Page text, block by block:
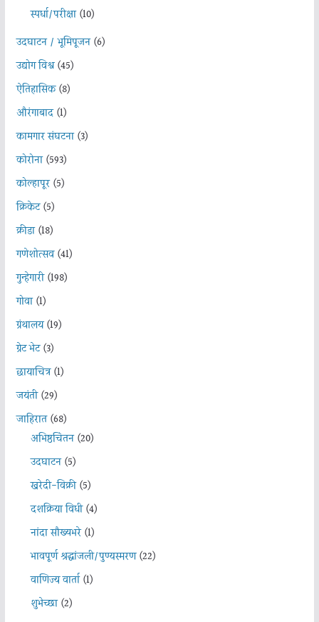
स्पर्धा/परीक्षा(10)
उदघाटन / भूमिपूजन(6)
उद्योग विश्व(45)
ऐतिहासिक(8)
औरंगाबाद(1)
कामगार संघटना(3)
कोरोना(593)
कोल्हापूर(5)
क्रिकेट(5)
क्रीडा(18)
गणेशोत्सव(41)
गुन्हेगारी(198)
गोवा(1)
ग्रंथालय(19)
ग्रेट भेट(3)
छायाचित्र(1)
जयंती(29)
जाहिरात(68)
अभिष्ठचिंतन(20)
उदघाटन(5)
खरेदी-विक्री(5)
दशक्रिया विधी(4)
नांदा सौख्यभरे(1)
भावपूर्ण श्रद्धांजली/पुण्यस्मरण(22)
वाणिज्य वार्ता(1)
शुभेच्छा(2)